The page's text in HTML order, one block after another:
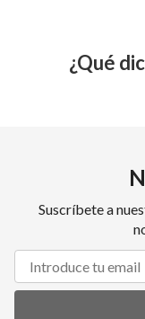
¿Qué
Suscríbete a